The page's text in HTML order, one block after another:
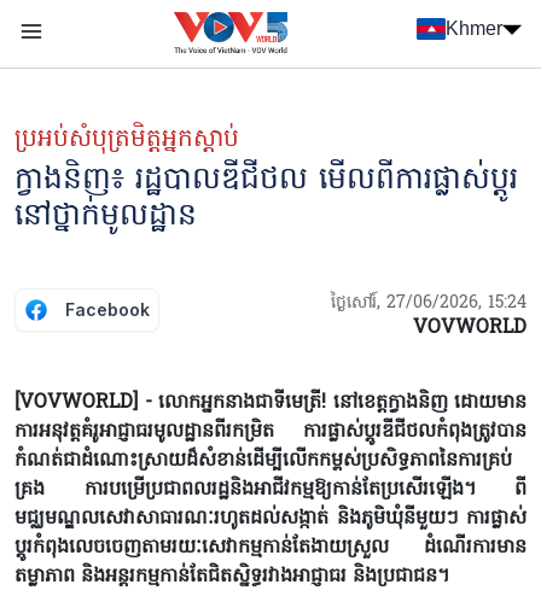
Nhảy đến nội dung
Khmer
ប្រអប់សំបុត្រមិត្តអ្នកស្តាប់
ក្វាងនិញ៖ ​រដ្ឋបាលឌីជីថល មើល​ពីការផ្លាស់ប្តូរ
នៅថ្នាក់មូលដ្ឋាន
Facebook ថ្ងៃសៅរ៍, 27/06/2026, 15:24
VOVWORLD
[VOVWORLD] - លោកអ្នកនាងជាទីមេត្រី! នៅខេត្តក្វាងនិញ ដោយមាន
ការអនុវត្តគំរូអាជ្ញាធរ​មូលដ្ឋានពីរ​កម្រិត ការផ្លាស់ប្តូរឌីជីថលកំពុង​ត្រូវបាន
កំណត់ជាដំណោះស្រាយដ៏សំខាន់​ដើម្បី​​លើក​កម្ពស់ប្រសិទ្ធភាព​នៃ​ការគ្រប់
គ្រង ការ​បម្រើប្រជាពលរដ្ឋនិងអាជីវកម្មឱ្យកាន់តែប្រសើរឡើង​។ ពី
មជ្ឈមណ្ឌលសេវា​​សាធារណៈរហូតដល់សង្កាត់ និងភូមិឃុំ​​នីមួយៗ ការផ្លាស់
ប្តូរកំពុងលេចចេញតាមរយៈសេវាកម្មកាន់តែងាយស្រួល ដំណើរការមាន
តម្លាភាព និងអន្តរកម្ម​កាន់តែជិតស្និទ្ធរវាង​អាជ្ញាធរ និងប្រជាជន។